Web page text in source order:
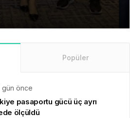
Yeni Dönem
Popüler
gün önce
pasaportu gücü üç ayrı
ölçüldü